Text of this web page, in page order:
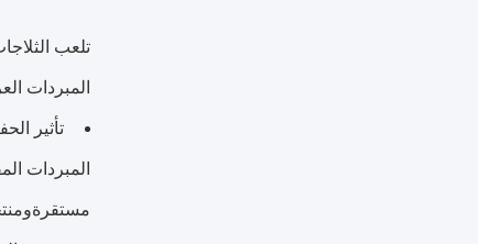
تلعب
المبردات
تأثير
المبردات